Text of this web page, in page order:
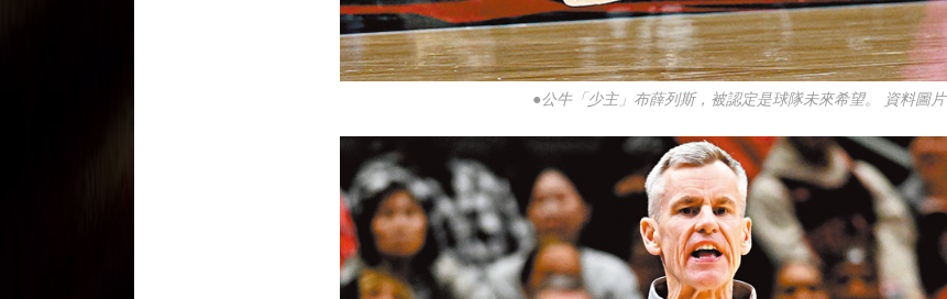
●公牛「少主」布薛列斯，被認定是球隊未來希望。 資料圖片